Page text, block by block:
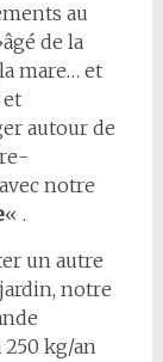
au
de la
mare… et
et
autour de
notre
« .
un autre
notre
250 kg/an